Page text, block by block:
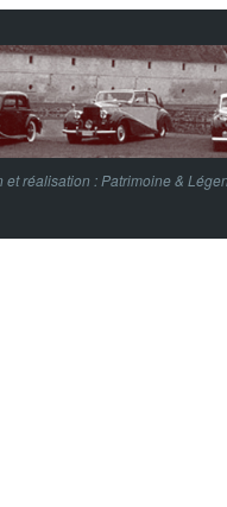
et réalisation : Patrimoine &